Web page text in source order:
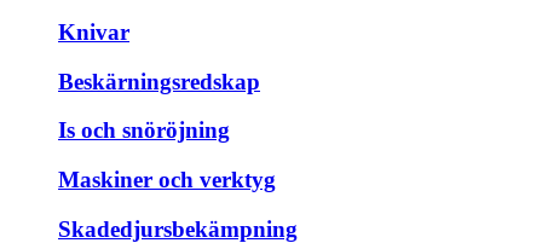
Knivar
Beskärningsredskap
Is och snöröjning
Maskiner och verktyg
Skadedjursbekämpning